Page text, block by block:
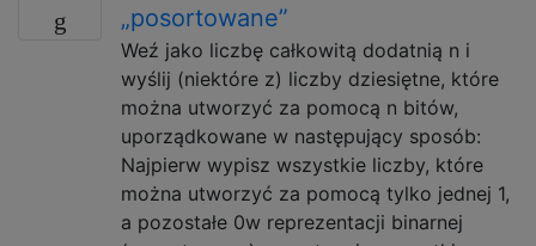
„posortowane”
Weź jako liczbę całkowitą dodatnią n i
wyślij (niektóre z) liczby dziesiętne, które
można utworzyć za pomocą n bitów,
uporządkowane w następujący sposób:
Najpierw wypisz wszystkie liczby, które
można utworzyć za pomocą tylko jednej 1,
a pozostałe 0w reprezentacji binarnej